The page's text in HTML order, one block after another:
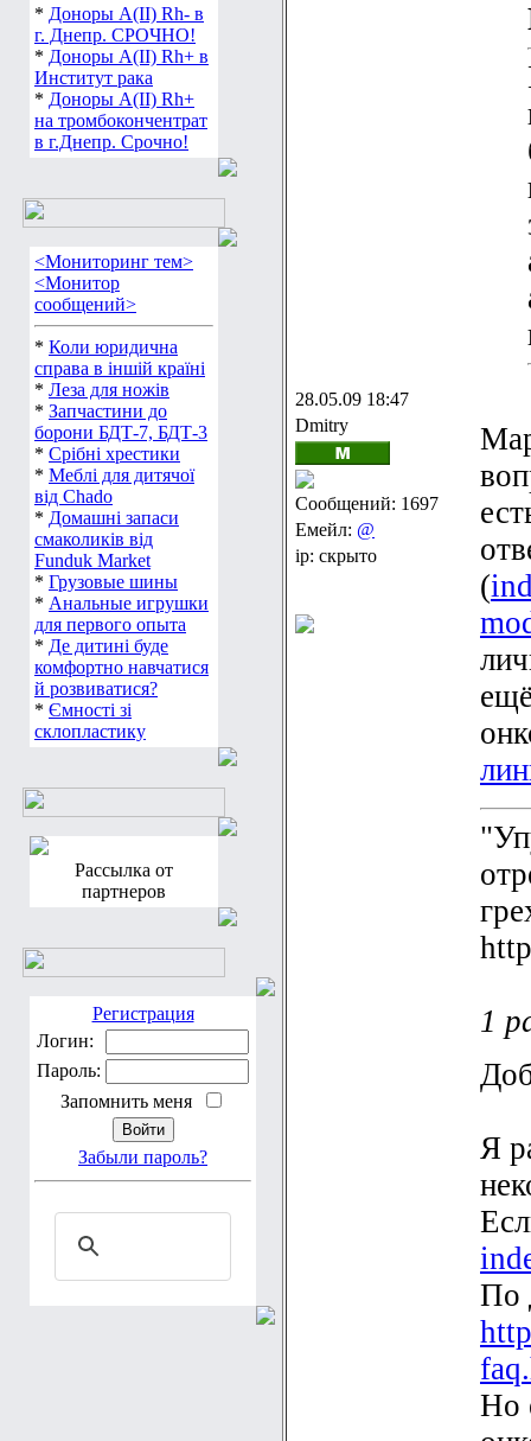
* Доноры А(ІІ) Rh- в
г. Днепр. СРОЧНО!
* Доноры А(ІІ) Rh+ в
Институт рака
* Доноры А(ІІ) Rh+
на тромбокончентрат
в г.Днепр. Срочно!
<Мониторинг тем>
<Монитор
сообщений>
* Коли юридична
справа в іншій країні
* Леза для ножів
* Запчастини до
борони БДТ-7, БДТ-3
* Срібні хрестики
* Меблі для дитячої
від Chado
* Домашні запаси
смаколиків від
Funduk Market
* Грузовые шины
* Анальные игрушки
для первого опыта
* Де дитині буде
комфортно навчатися
й розвиватися?
* Ємності зі
склопластику
Рассылка от
партнеров
Регистрация
Логин:
Пароль:
Запомнить меня
Забыли пароль?
28.05.09 18:47
Dmitry
Сообщений: 1697
Емейл: @
ip: скрыто
(
1
Я
По
Но